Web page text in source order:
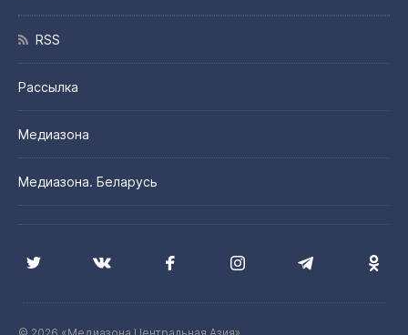
RSS
Рассылка
Медиазона
Медиазона. Беларусь